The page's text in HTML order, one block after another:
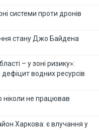
системи проти дронів
стану Джо Байдена
– у зоні ризику»:
водних ресурсів
ніколи не працював
Харкова: є влучання у